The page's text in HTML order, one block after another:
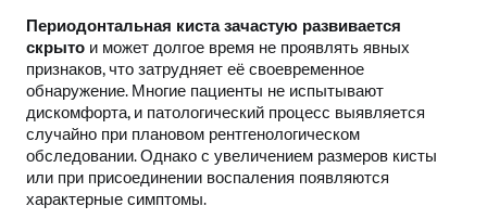
Периодонтальная киста зачастую развивается
скрыто и может долгое время не проявлять явных
признаков, что затрудняет её своевременное
обнаружение. Многие пациенты не испытывают
дискомфорта, и патологический процесс выявляется
случайно при плановом рентгенологическом
обследовании. Однако с увеличением размеров кисты
или при присоединении воспаления появляются
характерные симптомы.